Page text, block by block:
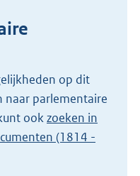
op dit
naar parlementaire
ookzoeken in
(1814 -